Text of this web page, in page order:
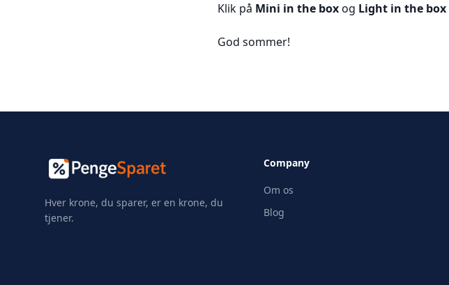
Klik på Mini in the boxog Light in the box
God sommer!
Hver krone, du sparer, er en krone, du
tjener.
Company
Om os
Blog